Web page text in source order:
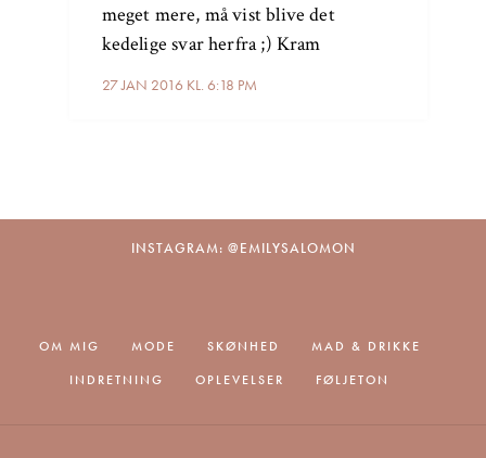
27 JAN 2016 KL. 6:18 PM
meget mere, må vist blive det
kedelige svar herfra ;) Kram
INSTAGRAM: @EMILYSALOMON
OM MIG MODE SKØNHED
MAD & DRIKKE
INDRETNING
OPLEVELSER FØLJETON